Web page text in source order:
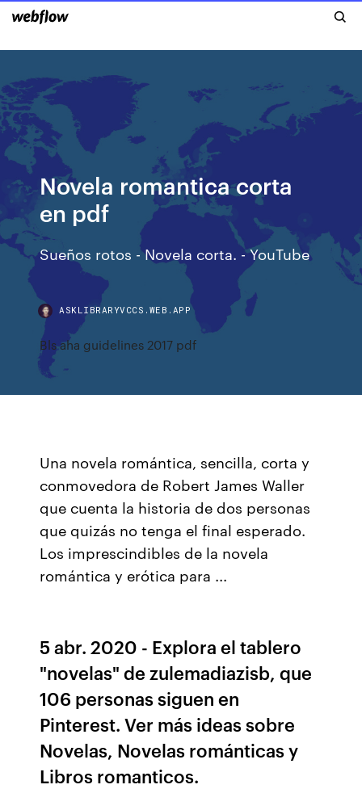
Novela romantica corta
en pdf
Sueños rotos - Novela corta. - YouTube
ASKLIBRARYVCCS.WEB.APP
Bls aha guidelines 2017 pdf
Una novela romántica, sencilla, corta y
conmovedora de Robert James Waller
que cuenta la historia de dos personas
que quizás no tenga el final esperado.
Los imprescindibles de la novela
romántica y erótica para ...
5 abr. 2020 - Explora el tablero
"novelas" de zulemadiazisb, que
106 personas siguen en
Pinterest. Ver más ideas sobre
Novelas, Novelas románticas y
Libros romanticos.